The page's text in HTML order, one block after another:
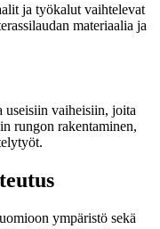
ja työkalut vaihtelevat
materiaalia ja
useisiin vaiheisiin, joita
rungon rakentaminen,
ympäristö sekä